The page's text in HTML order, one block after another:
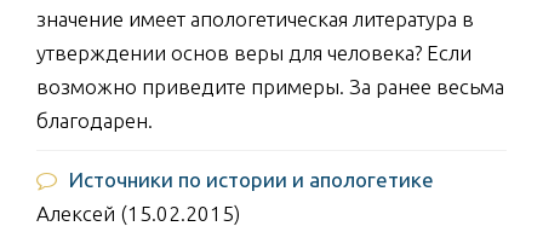
значение имеет апологетическая литература в
утверждении основ веры для человека? Если
возможно приведите примеры. За ранее весьма
благодарен.
Источники по истории и апологетике
Алексей (15.02.2015)